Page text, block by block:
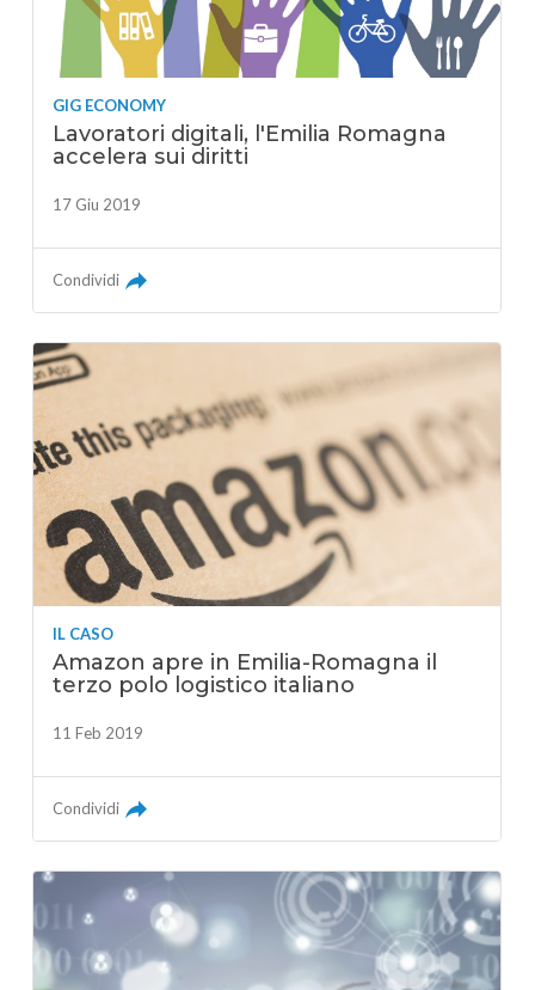
GIG ECONOMY
Lavoratori digitali, l'Emilia Romagna
accelera sui diritti
17 Giu 2019
Condividi
IL CASO
Amazon apre in Emilia-Romagna il
terzo polo logistico italiano
11 Feb 2019
Condividi